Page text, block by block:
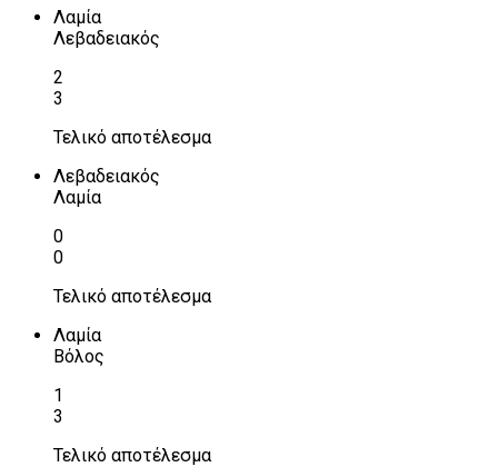
Λαμία
Λεβαδειακός
2
3
Τελικό αποτέλεσμα
Λεβαδειακός
Λαμία
0
0
Τελικό αποτέλεσμα
Λαμία
Βόλος
1
3
Τελικό αποτέλεσμα